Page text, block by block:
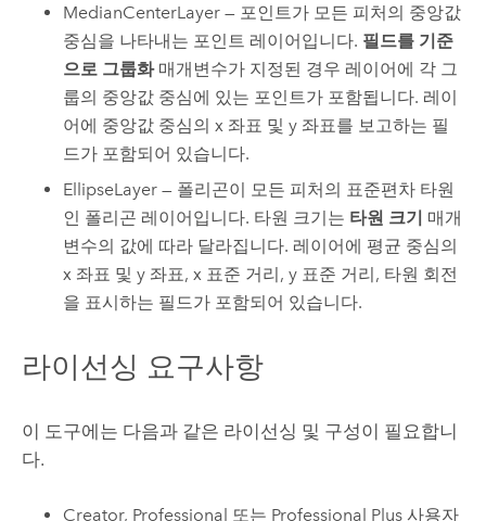
MedianCenterLayer — 포인트가 모든 피처의 중앙값
중심을 나타내는 포인트 레이어입니다. 필드를 기준
으로 그룹화매개변수가 지정된 경우 레이어에 각 그
룹의 중앙값 중심에 있는 포인트가 포함됩니다. 레이
어에 중앙값 중심의 x 좌표 및 y 좌표를 보고하는 필
드가 포함되어 있습니다.
EllipseLayer — 폴리곤이 모든 피처의 표준편차 타원
인 폴리곤 레이어입니다. 타원 크기는 타원 크기 매개
변수의 값에 따라 달라집니다. 레이어에 평균 중심의
x 좌표 및 y 좌표, x 표준 거리, y 표준 거리, 타원 회전
을 표시하는 필드가 포함되어 있습니다.
라이선싱 요구사항
이 도구에는 다음과 같은 라이선싱 및 구성이 필요합니
다.
Creator, Professional 또는 Professional Plus 사용자